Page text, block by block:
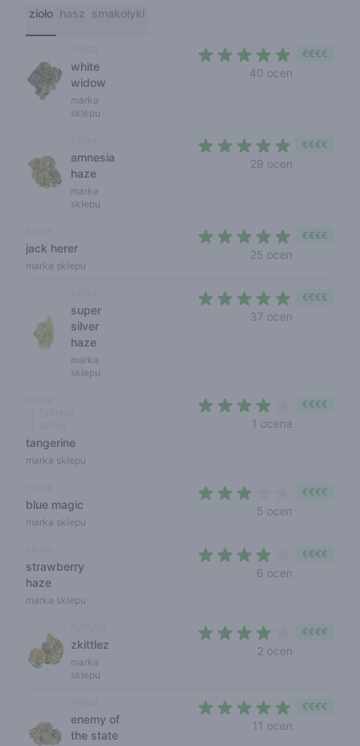
zioło hasz smakołyki
white
widow
marka
sklepu
40 ocen
€€€€
amnesia
haze
marka
sklepu
29 ocen
€€€€
jack herer
marka sklepu
25 ocen
€€€€
super
silver
haze
marka
sklepu
37 ocen
€€€€
tangerine
marka sklepu
1 ocena
€€€€
blue magic
marka sklepu
5 ocen
€€€€
strawberry
haze
marka sklepu
6 ocen
€€€€
zkittlez
marka
sklepu
2 ocen
€€€€
enemy of
the state
11 ocen
€€€€